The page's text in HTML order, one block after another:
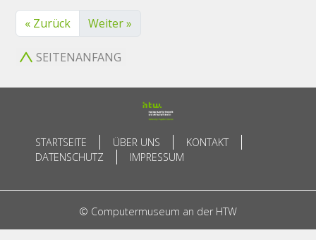
« Zurück Weiter »
SEITENANFANG
STARTSEITE ÜBER UNS
KONTAKT
DATENSCHUTZ
IMPRESSUM
© Computermuseum an der HTW